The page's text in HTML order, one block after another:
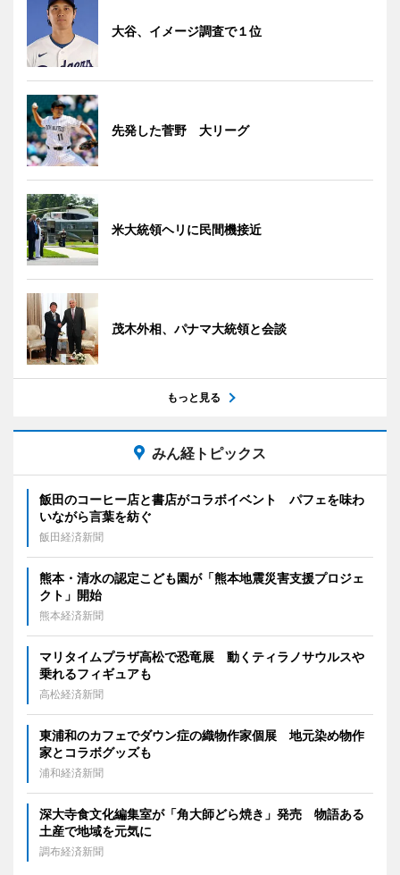
大谷、イメージ調査で１位
先発した菅野 大リーグ
米大統領ヘリに民間機接近
茂木外相、パナマ大統領と会談
もっと見る
みん経トピックス
飯田のコーヒー店と書店がコラボイベント パフェを味わ
いながら言葉を紡ぐ
飯田経済新聞
熊本・清水の認定こども園が「熊本地震災害支援プロジェ
クト」開始
熊本経済新聞
マリタイムプラザ高松で恐竜展 動くティラノサウルスや
乗れるフィギュアも
高松経済新聞
東浦和のカフェでダウン症の織物作家個展 地元染め物作
家とコラボグッズも
浦和経済新聞
深大寺食文化編集室が「角大師どら焼き」発売 物語ある
土産で地域を元気に
調布経済新聞